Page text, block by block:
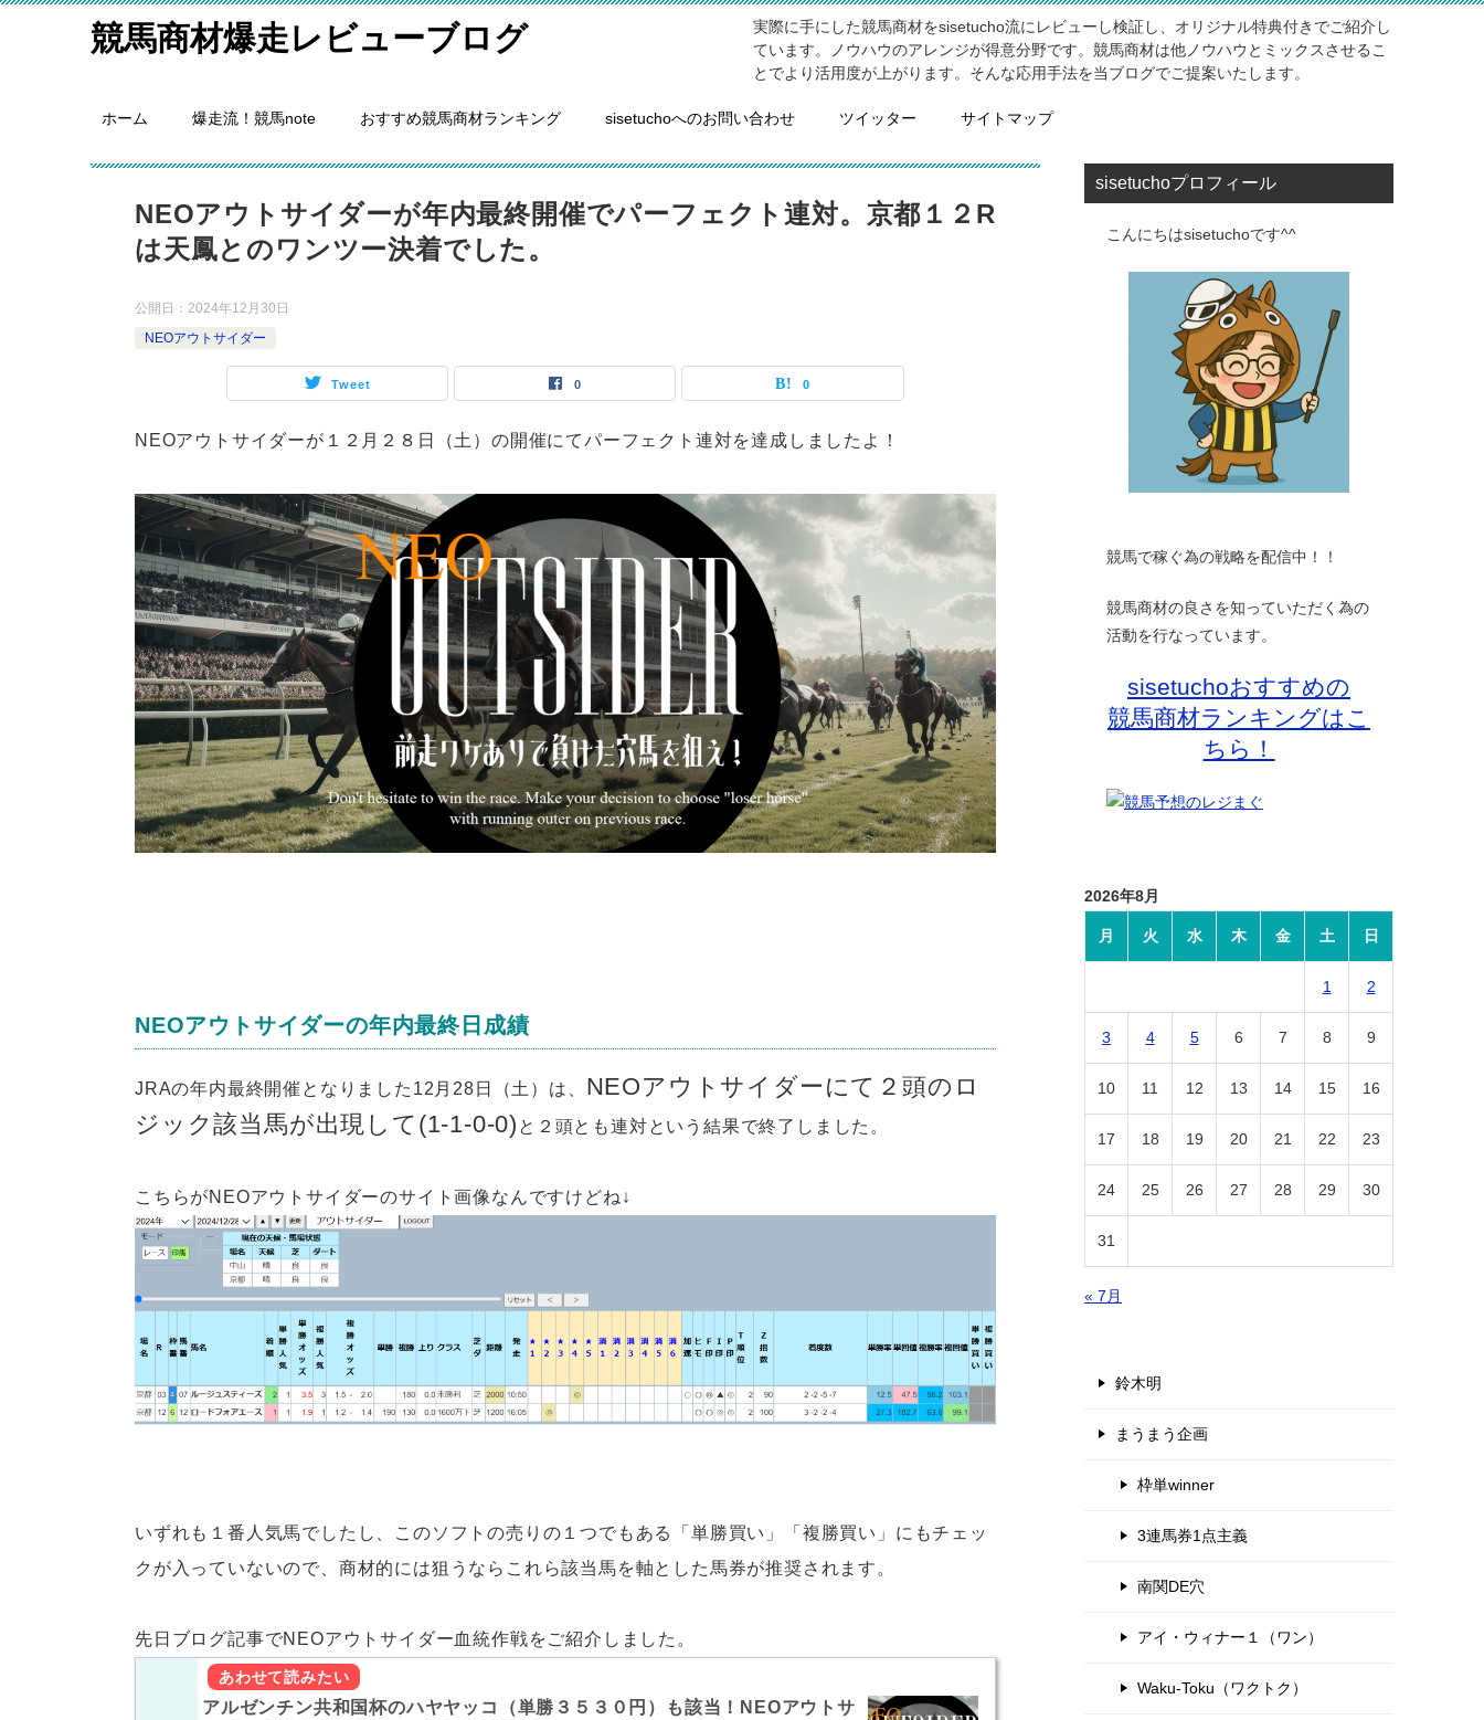
競馬商材爆走レビューブログ
実際に手にした競馬商材をsisetucho流にレビューし検証し、オリジナル特典付きでご紹介し
ています。ノウハウのアレンジが得意分野です。競馬商材は他ノウハウとミックスさせるこ
とでより活用度が上がります。そんな応用手法を当ブログでご提案いたします。
ホーム 爆走流！競馬note おすすめ競馬商材ランキング sisetuchoへのお問い合わせ ツイッター サイトマップ
NEOアウトサイダーが年内最終開催でパーフェクト連対。京都１２R
は天鳳とのワンツー決着でした。
公開日： 2024年12月30日
NEOアウトサイダー
Tweet 0 0
NEOアウトサイダーが１２月２８日（土）の開催にてパーフェクト連対を達成しましたよ！
NEOアウトサイダーの年内最終日成績
JRAの年内最終開催となりました12月28日（土）は、 NEOアウトサイダーにて２頭のロ
ジック該当馬が出現して(1-1-0-0) と２頭とも連対という結果で終了しました。
こちらがNEOアウトサイダーのサイト画像なんですけどね↓
いずれも１番人気馬でしたし、このソフトの売りの１つでもある「単勝買い」「複勝買い」にもチェッ
クが入っていないので、商材的には狙うならこれら該当馬を軸とした馬券が推奨されます。
先日ブログ記事でNEOアウトサイダー血統作戦をご紹介しました。
アルゼンチン共和国杯のハヤヤッコ（単勝３５３０円）も該当！NEOアウトサ
sisetuchoプロフィール
こんにちはsisetuchoです^^
競馬で稼ぐ為の戦略を配信中！！
競馬商材の良さを知っていただく為の
活動を行なっています。
sisetuchoおすすめの
競馬商材ランキングはこ
ちら！
2026年8月
月 火 水 木 金 土 日
1 2
3 4 5 6 7 8 9
10 11 12 13 14 15 16
17 18 19 20 21 22 23
24 25 26 27 28 29 30
31
« 7月
鈴木明
まうまう企画
枠単winner
3連馬券1点主義
南関DE穴
アイ・ウィナー１（ワン）
Waku-Toku（ワクトク）